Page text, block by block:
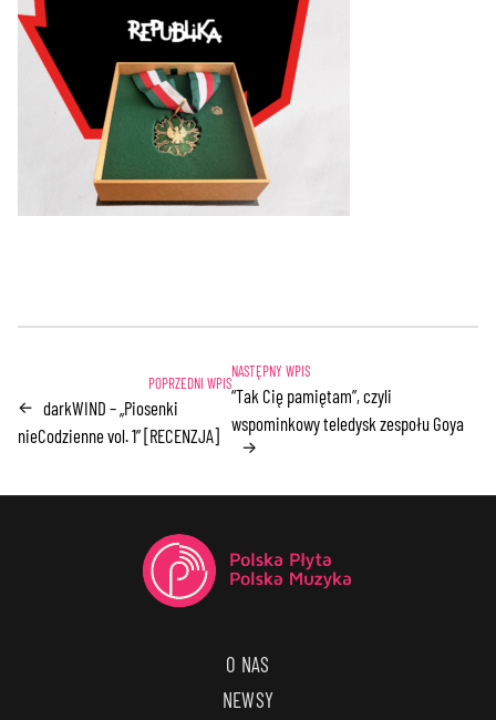
← darkWIND – „Piosenki
nieCodzienne vol. 1” [RECENZJA]
“Tak Cię pamiętam”, czyli
wspominkowy teledysk zespołu Goya
→
O NAS
NEWSY